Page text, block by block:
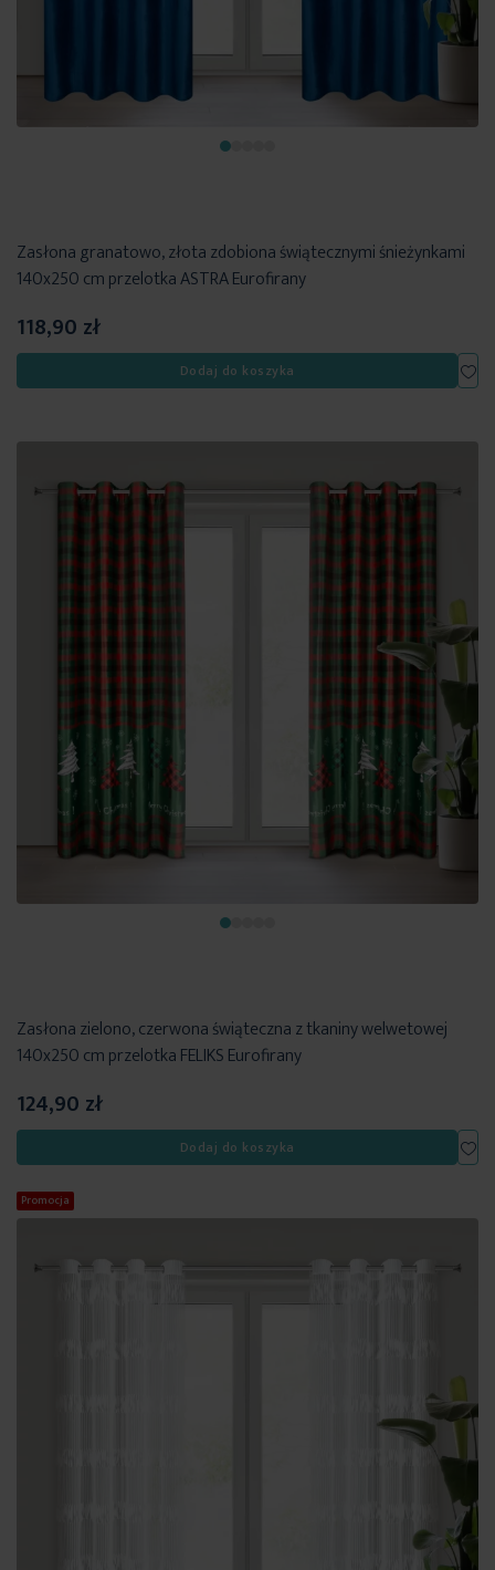
Zasłona granatowo, złota zdobiona świątecznymi śnieżynkami
140x250 cm przelotka ASTRA Eurofirany
118,90 zł
Dodaj do koszyka
Zasłona zielono, czerwona świąteczna z tkaniny welwetowej
140x250 cm przelotka FELIKS Eurofirany
124,90 zł
Dodaj do koszyka
Promocja